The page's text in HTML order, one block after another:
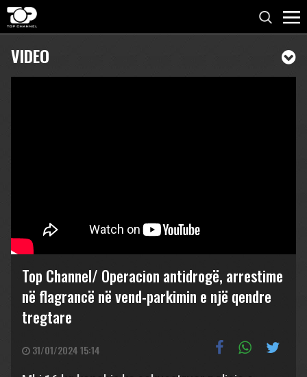
VIDEO
Top Channel/ Operacion antidrogë, arrestime
në flagrancë në vend-parkimin e një qendre
tregtare
31/01/2024 15:14